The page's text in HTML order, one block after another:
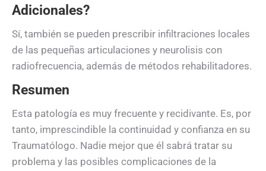
Adicionales?
Sí, también se pueden prescribir infiltraciones locales
de las pequeñas articulaciones y neurolisis con
radiofrecuencia, además de métodos rehabilitadores.
Resumen
Esta patología es muy frecuente y recidivante. Es, por
tanto, imprescindible la continuidad y confianza en su
Traumatólogo. Nadie mejor que él sabrá tratar su
problema y las posibles complicaciones de la